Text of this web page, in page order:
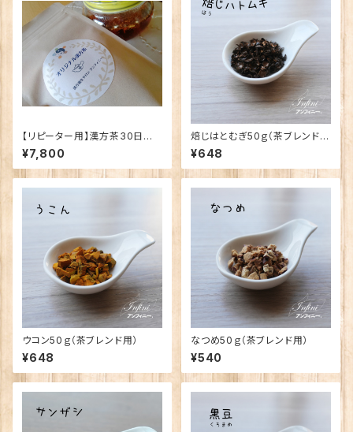
【リピーター用】漢方茶30日分
（送料込）
¥7,800
焙じはとむぎ50ｇ（茶ブレンド
用）
¥648
ウコン50ｇ（茶ブレンド用）
¥648
なつめ50ｇ（茶ブレンド用）
¥540